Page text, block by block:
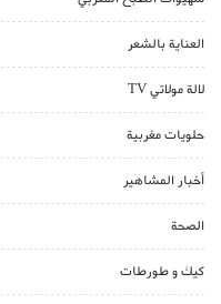
العناية بالشعر
لالة مولاتي TV
حلويات مغربية
أخبار المشاهير
الصحة
كيك و طورطات